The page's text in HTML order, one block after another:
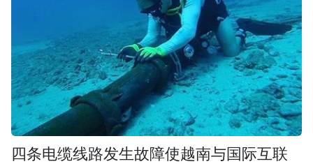
四条电缆线路发生故障使越南与国际互联